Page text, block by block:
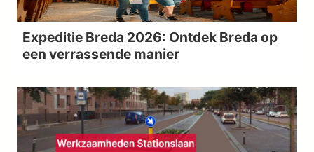
Expeditie Breda 2026: Ontdek Breda op
een verrassende manier